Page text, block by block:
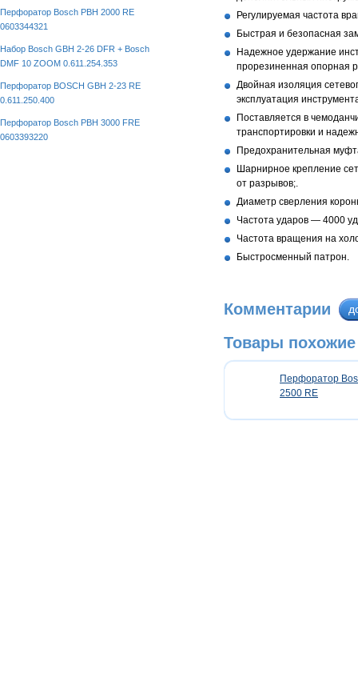
Регулируемая частота
Быстрая и безопасная
Надежное удержание
прорезиненная опорная
Двойная изоляция
эксплуатация
Поставляется в
транспортировки и
Предохранительная
Шарнирное крепление
от разрывов;.
Диаметр сверления
Частота ударов — 4000
Частота вращения на
Быстросменный патрон.
Комментарии
Товары похожие
Перфоратор
2500 RE
Перфоратор Bosch PBH 2000 RE
0603344321
Набор Bosch GBH 2-26 DFR + Bosch
DMF 10 ZOOM 0.611.254.353
Перфоратор BOSCH GBH 2-23 RE
0.611.250.400
Перфоратор Bosch PBH 3000 FRE
0603393220